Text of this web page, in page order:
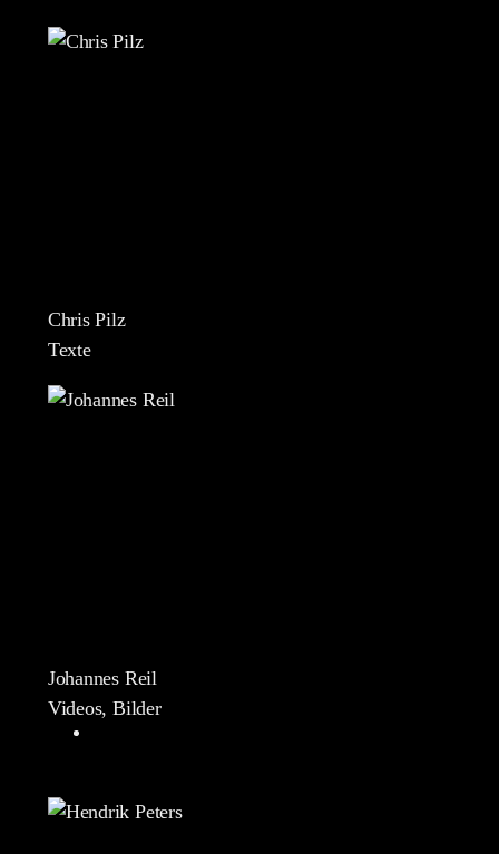
Chris Pilz
Texte
Johannes Reil
Videos, Bilder